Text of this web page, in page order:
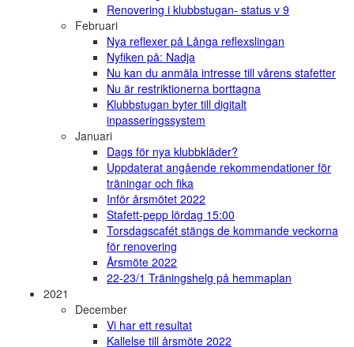
Renovering i klubbstugan- status v 9
Februari
Nya reflexer på Långa reflexslingan
Nyfiken på: Nadja
Nu kan du anmäla intresse till vårens stafetter
Nu är restriktionerna borttagna
Klubbstugan byter till digitalt
inpasseringssystem
Januari
Dags för nya klubbkläder?
Uppdaterat angående rekommendationer för
träningar och fika
Inför årsmötet 2022
Stafett-pepp lördag 15:00
Torsdagscafét stängs de kommande veckorna
för renovering
Årsmöte 2022
22-23/1 Träningshelg på hemmaplan
2021
December
Vi har ett resultat
Kallelse till årsmöte 2022